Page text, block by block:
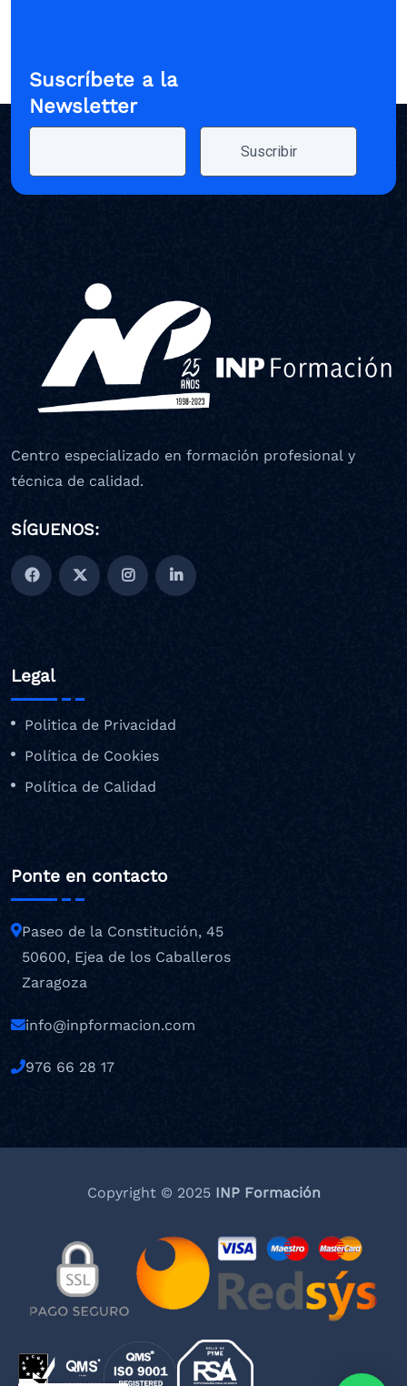
Suscríbete a la
Newsletter
Centro especializado en formación profesional y
técnica de calidad.
SÍGUENOS:
Legal
Politica de Privacidad
Política de Cookies
Política de Calidad
Ponte en contacto
Paseo de la Constitución, 45
50600, Ejea de los Caballeros
Zaragoza
info@inpformacion.com
976 66 28 17
Copyright © 2025INP Formación